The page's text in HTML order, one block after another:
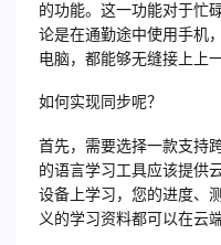
的功能。这一功能对于忙
论是在通勤途中使用手机
电脑，都能够无缝接上上
如何实现同步呢？
首先，需要选择一款支持
的语言学习工具应该提供
设备上学习，您的进度、
义的学习资料都可以在云